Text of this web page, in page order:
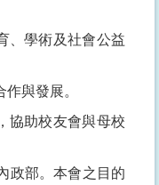
、學術及社會公益
與發展。
協助校友會與母校
政部。本會之目的